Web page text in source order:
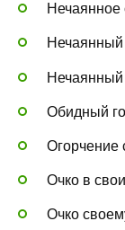
Нечаянное
Нечаянный
Нечаянный
Обидный
Огорчение
Очко в
Очко